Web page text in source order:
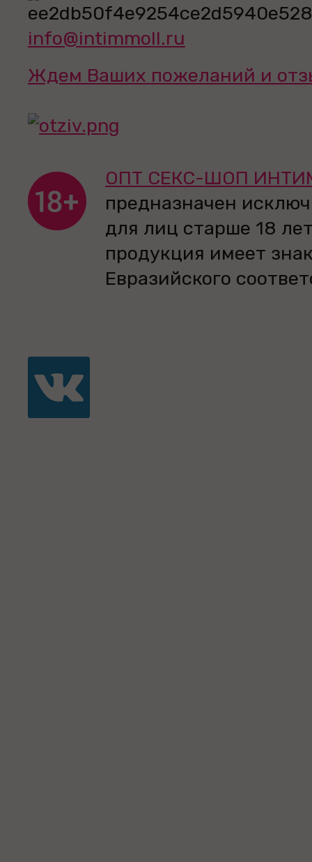
info@intimmoll.ru
Ждем Ваших пожеланий и
ОПТ СЕКС-ШОП
предназначен
для лиц старше 18
продукция имеет
Евразийского